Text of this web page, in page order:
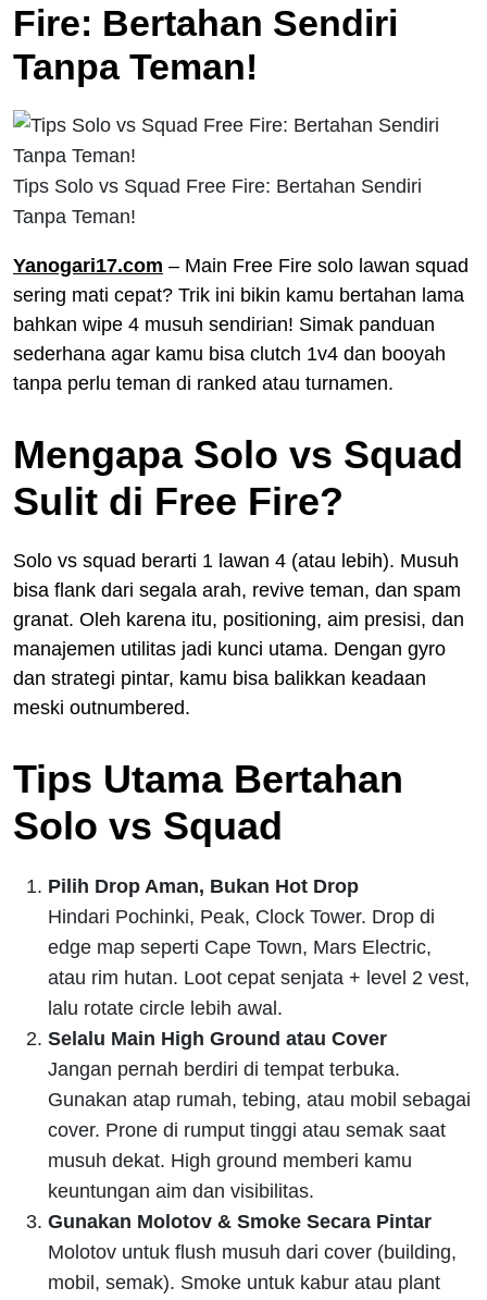
Fire: Bertahan Sendiri
Tanpa Teman!
Tips Solo vs Squad Free Fire: Bertahan Sendiri
Tanpa Teman!
Yanogari17.com – Main Free Fire solo lawan squad
sering mati cepat? Trik ini bikin kamu bertahan lama
bahkan wipe 4 musuh sendirian! Simak panduan
sederhana agar kamu bisa clutch 1v4 dan booyah
tanpa perlu teman di ranked atau turnamen.
Mengapa Solo vs Squad
Sulit di Free Fire?
Solo vs squad berarti 1 lawan 4 (atau lebih). Musuh
bisa flank dari segala arah, revive teman, dan spam
granat. Oleh karena itu, positioning, aim presisi, dan
manajemen utilitas jadi kunci utama. Dengan gyro
dan strategi pintar, kamu bisa balikkan keadaan
meski outnumbered.
Tips Utama Bertahan
Solo vs Squad
Pilih Drop Aman, Bukan Hot Drop
Hindari Pochinki, Peak, Clock Tower. Drop di
edge map seperti Cape Town, Mars Electric,
atau rim hutan. Loot cepat senjata + level 2 vest,
lalu rotate circle lebih awal.
Selalu Main High Ground atau Cover
Jangan pernah berdiri di tempat terbuka.
Gunakan atap rumah, tebing, atau mobil sebagai
cover. Prone di rumput tinggi atau semak saat
musuh dekat. High ground memberi kamu
keuntungan aim dan visibilitas.
Gunakan Molotov & Smoke Secara Pintar
Molotov untuk flush musuh dari cover (building,
mobil, semak). Smoke untuk kabur atau plant